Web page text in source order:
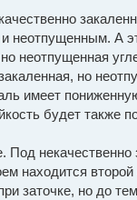
неотпущенным. А
неотпущенная
но
имеет
будет также
Под некачественно
находится
заточке, но до